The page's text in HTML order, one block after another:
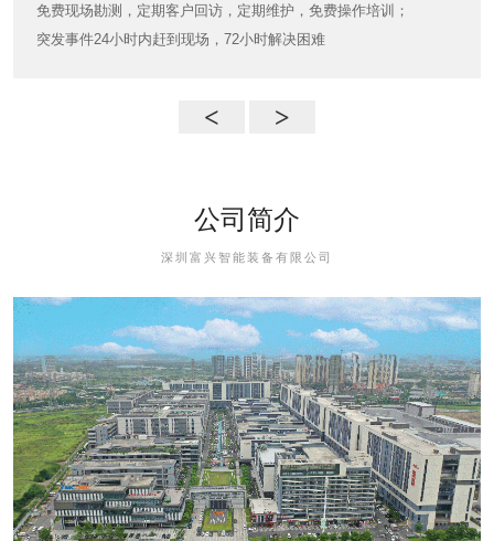
免费现场勘测，定期客户回访，定期维护，免费操作培训；
突发事件24小时内赶到现场，72小时解决困难
< >
公司简介
深圳富兴智能装备有限公司